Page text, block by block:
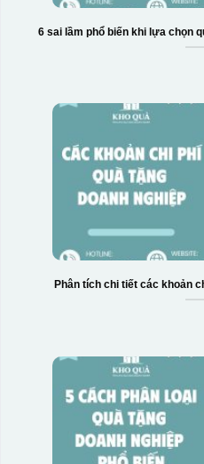
6 sai lầm phổ biến khi lựa chọn
Phân tích chi tiết các khoản